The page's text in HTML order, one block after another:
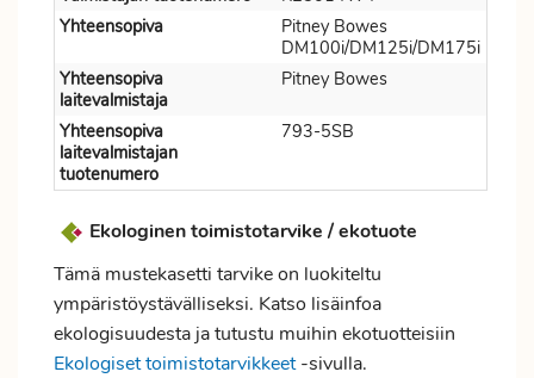
Yhteensopiva
Pitney Bowes
DM100i/DM125i/DM175i
Yhteensopiva
laitevalmistaja
Pitney Bowes
Yhteensopiva
laitevalmistajan
tuotenumero
793-5SB
Ekologinen toimistotarvike / ekotuote
Tämä mustekasetti tarvike on luokiteltu
ympäristöystävälliseksi. Katso lisäinfoa
ekologisuudesta ja tutustu muihin ekotuotteisiin
Ekologiset toimistotarvikkeet-sivulla.